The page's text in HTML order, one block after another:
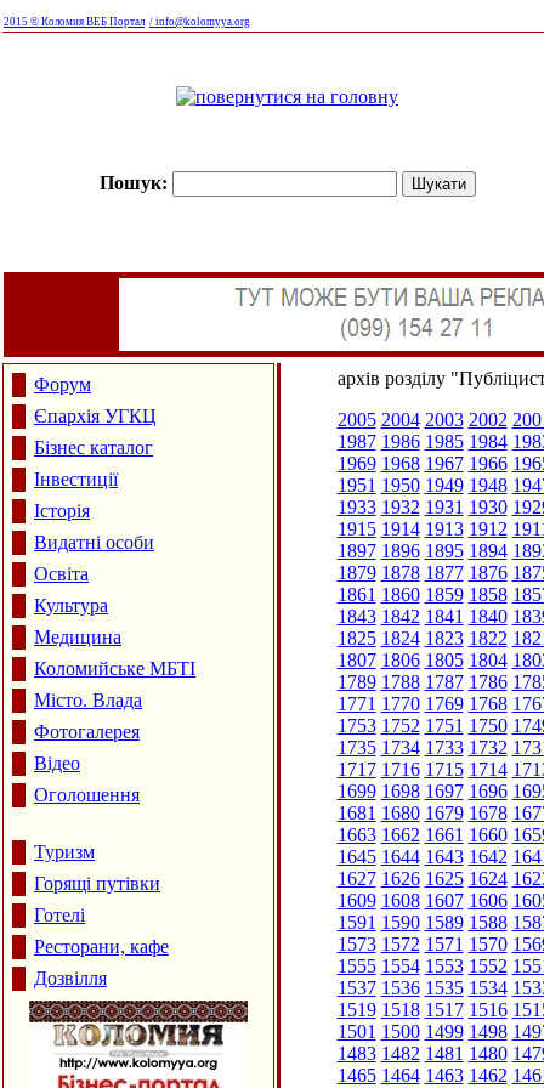
2015 © Коломия ВЕБ Портал / info@kolomyya.org
Пошук:
Форум
Єпархія УГКЦ
Бізнес каталог
Інвестиції
Історія
Видатні особи
Освіта
Культура
Медицина
Коломийське МБТІ
Місто. Влада
Фотогалерея
Відео
Оголошення
Туризм
Горящі путівки
Готелі
Ресторани, кафе
Дозвілля
архів розділу
2005 2004 2003 2002
1987 1986 1985 1984
1969 1968 1967 1966
1951 1950 1949 1948
1933 1932 1931 1930
1915 1914 1913 1912
1897 1896 1895 1894
1879 1878 1877 1876
1861 1860 1859 1858
1843 1842 1841 1840
1825 1824 1823 1822
1807 1806 1805 1804
1789 1788 1787 1786
1771 1770 1769 1768
1753 1752 1751 1750
1735 1734 1733 1732
1717 1716 1715 1714
1699 1698 1697 1696
1681 1680 1679 1678
1663 1662 1661 1660
1645 1644 1643 1642
1627 1626 1625 1624
1609 1608 1607 1606
1591 1590 1589 1588
1573 1572 1571 1570
1555 1554 1553 1552
1537 1536 1535 1534
1519 1518 1517 1516
1501 1500 1499 1498
1483 1482 1481 1480
1465 1464 1463 1462